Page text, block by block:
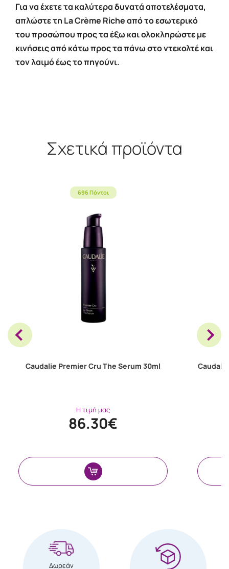
Για να έχετε τα καλύτερα δυνατά αποτελέσματα,
απλώστε τη La Crème Riche από το εσωτερικό
του προσώπου προς τα έξω και ολοκληρώστε με
κινήσεις από κάτω προς τα πάνω στο ντεκολτέ και
τον λαιμό έως το πηγούνι.
Σχετικά προϊόντα
696 Πόντοι
Caudalie Premier Cru The Serum 30ml
Η τιμή μας
86.30€
Δωρεάν